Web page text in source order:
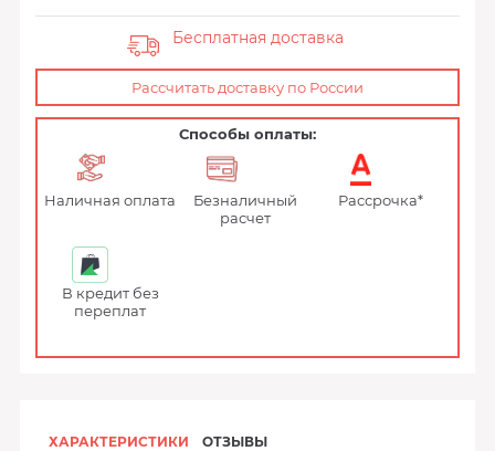
Бесплатная доставка
Рассчитать доставку по России
Способы оплаты:
Наличная оплата
Безналичный
расчет
Рассрочка*
В кредит без
переплат
ХАРАКТЕРИСТИКИ ОТЗЫВЫ